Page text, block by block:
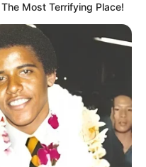
Most Terrifying Place!